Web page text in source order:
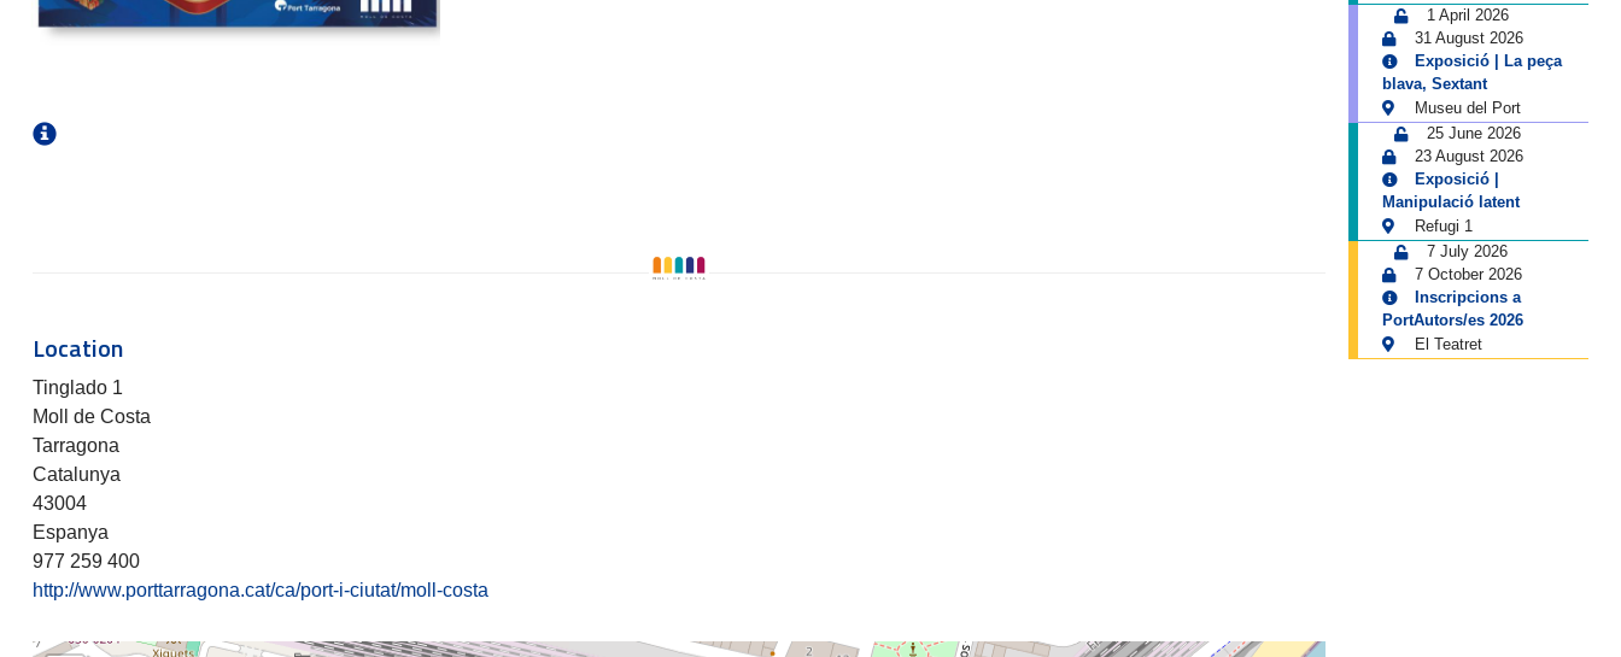
Location
Tinglado 1
Moll de Costa
Tarragona
Catalunya
43004
Espanya
977 259 400
http://www.porttarragona.cat/ca/port-i-ciutat/moll-costa
1 April 2026
31 August 2026
Exposició | La peça
blava, Sextant
Museu del Port
25 June 2026
23 August 2026
Exposició |
Manipulació latent
Refugi 1
7 July 2026
7 October 2026
Inscripcions a
PortAutors/es 2026
El Teatret